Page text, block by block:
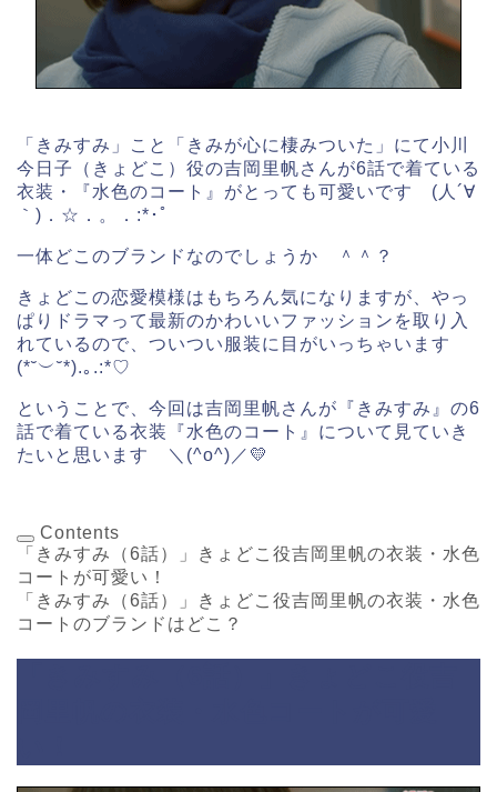
「きみすみ」こと「きみが心に棲みついた」にて小川
今日子（きょどこ）役の吉岡里帆さんが6話で着ている
衣装・『水色のコート』がとっても可愛いです (人´∀
｀)．☆．。．:*･ﾟ
一体どこのブランドなのでしょうか ＾＾？
きょどこの恋愛模様はもちろん気になりますが、やっ
ぱりドラマって最新のかわいいファッションを取り入
れているので、ついつい服装に目がいっちゃいます
(*˘︶˘*).｡.:*♡
ということで、今回は吉岡里帆さんが『きみすみ』の6
話で着ている衣装『水色のコート』について見ていき
たいと思います ＼(^o^)／💛
Contents
「きみすみ（6話）」きょどこ役吉岡里帆の衣装・水色
コートが可愛い！
「きみすみ（6話）」きょどこ役吉岡里帆の衣装・水色
コートのブランドはどこ？